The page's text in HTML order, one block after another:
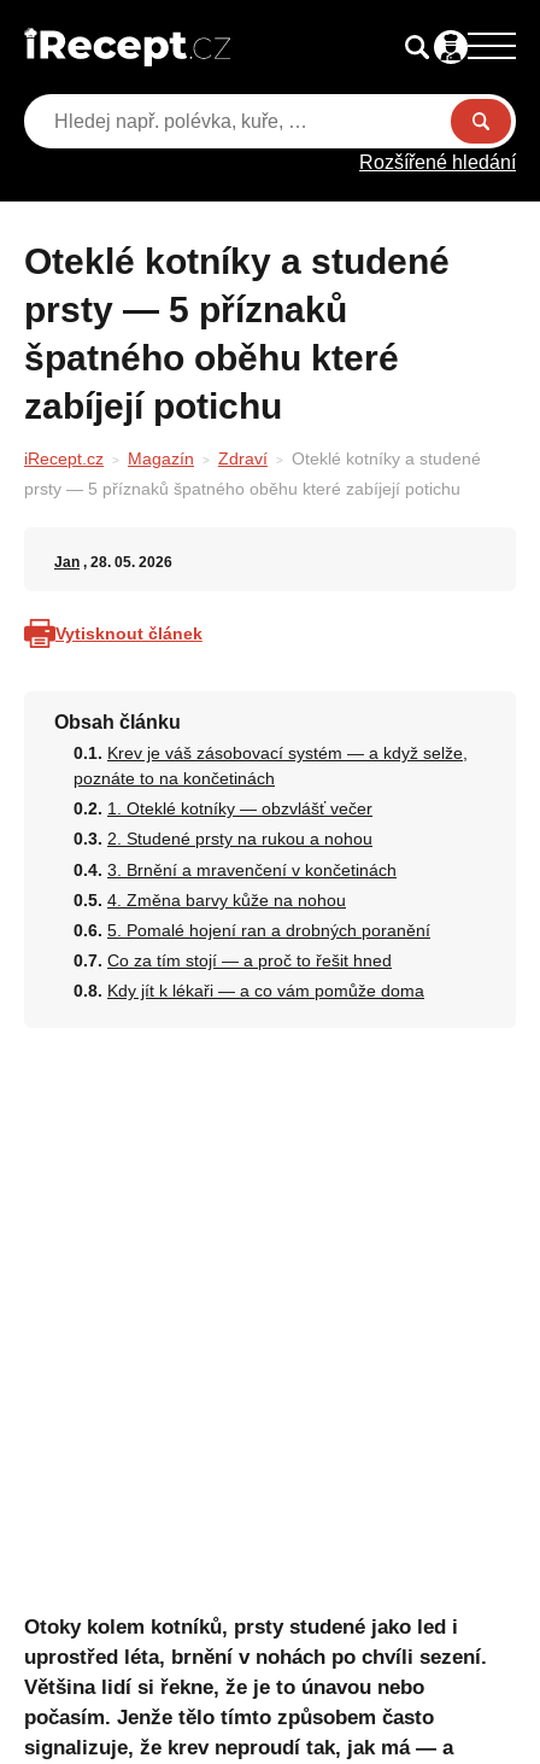
Rozšířené hledání
Oteklé kotníky a studené
prsty — 5 příznaků
špatného oběhu které
zabíjejí potichu
iRecept.cz Magazín Zdraví
Oteklé kotníky a studené
prsty — 5 příznaků špatného oběhu které zabíjejí potichu
Jan , 28. 05. 2026
Vytisknout článek
Obsah článku
Krev je váš zásobovací systém — a když selže,
poznáte to na končetinách
1. Oteklé kotníky — obzvlášť večer
2. Studené prsty na rukou a nohou
3. Brnění a mravenčení v končetinách
4. Změna barvy kůže na nohou
5. Pomalé hojení ran a drobných poranění
Co za tím stojí — a proč to řešit hned
Kdy jít k lékaři — a co vám pomůže doma
Otoky kolem kotníků, prsty studené jako led i
uprostřed léta, brnění v nohách po chvíli sezení.
Většina lidí si řekne, že je to únavou nebo
počasím. Jenže tělo tímto způsobem často
signalizuje, že krev neproudí tak, jak má — a